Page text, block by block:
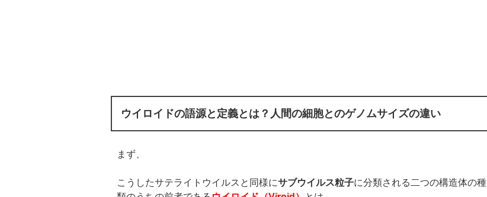
ウイロイドの語源と定義とは？人間の細胞とのゲノムサイズの違い
まず、
こうしたサテライトウイルスと同様にサブウイルス粒子に分類される二つの構造体の種